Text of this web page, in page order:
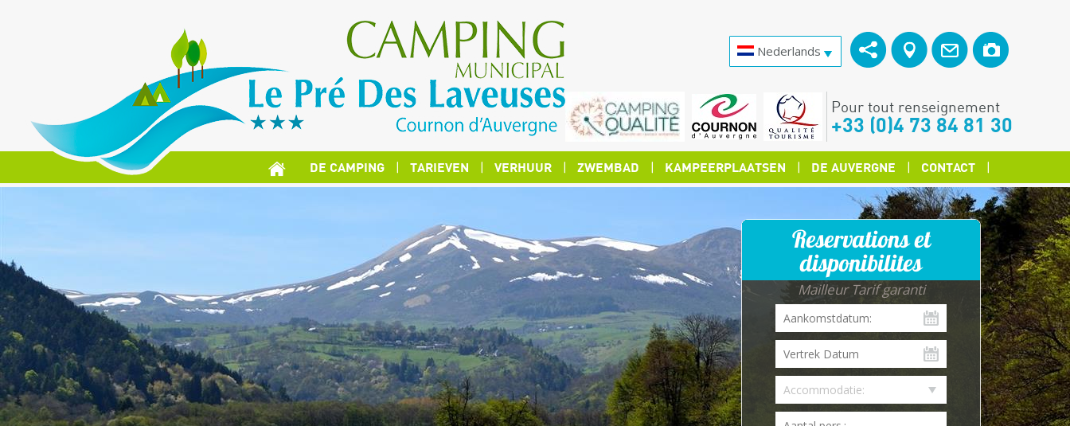
Nederlands
Pour tout renseignement
+33 (0)4 73 84 81 30
DE CAMPING TARIEVEN VERHUUR ZWEMBAD KAMPEERPLAATSEN DE AUVERGNE CONTACT
Reservations et
disponibilites
Mailleur Tarif garanti